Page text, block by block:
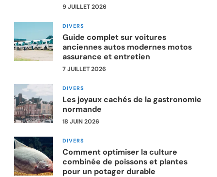
9 JUILLET 2026
DIVERS
Guide complet sur voitures
anciennes autos modernes motos
assurance et entretien
7 JUILLET 2026
DIVERS
Les joyaux cachés de la gastronomie
normande
18 JUIN 2026
DIVERS
Comment optimiser la culture
combinée de poissons et plantes
pour un potager durable